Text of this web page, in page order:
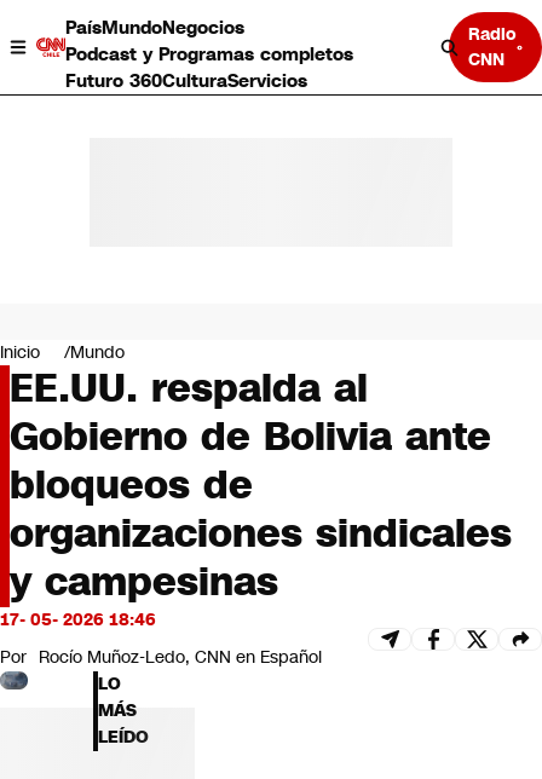
PaísMundoNegocios
Podcast y Programas completos
Futuro 360CulturaServicios
Radio
CNN
Negocios
Deportes
Programas completos
Cultura
Servicios
Bits
CNN Data
CNN tiempo
Futuro 360
Opinión
Inicio Mundo
EE.UU. respalda al
Gobierno de Bolivia ante
bloqueos de
organizaciones sindicales
y campesinas
17- 05- 2026 18:46
Por Rocío Muñoz-Ledo, CNN en Español
LO
MÁS
LEÍDO